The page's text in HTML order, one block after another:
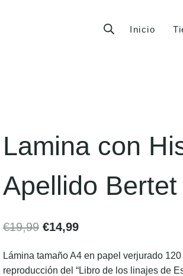
Inicio
Lamina con
Apellido Bertet
€19,99 €14,99
Lámina tamaño A4 en papel verjurado
reproducción del “Libro de los linajes de